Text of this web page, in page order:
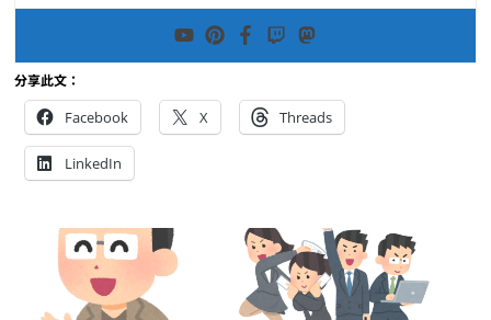
分享此文：
Facebook X Threads
LinkedIn